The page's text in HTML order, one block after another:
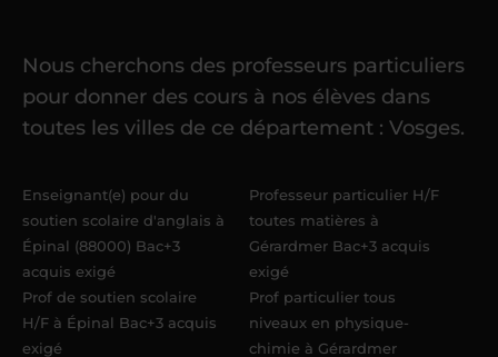
Une fois ma candidature validée,mon
référent me confie mes premiers
élèvesdans un délai de6 jours
Acadomia.
Nous cherchons des professeurs particuliers
pour donner des cours à nos élèves dans
toutes les villes de ce département : Vosges.
Enseignant(e) pour du
soutien scolaire d'anglais à
Épinal (88000) Bac+3
acquis exigé
Prof de soutien scolaire
H/F à Épinal Bac+3 acquis
exigé
Professeur particulier H/F
toutes matières à
Gérardmer Bac+3 acquis
exigé
Prof particulier tous
niveaux en physique-
chimie à Gérardmer